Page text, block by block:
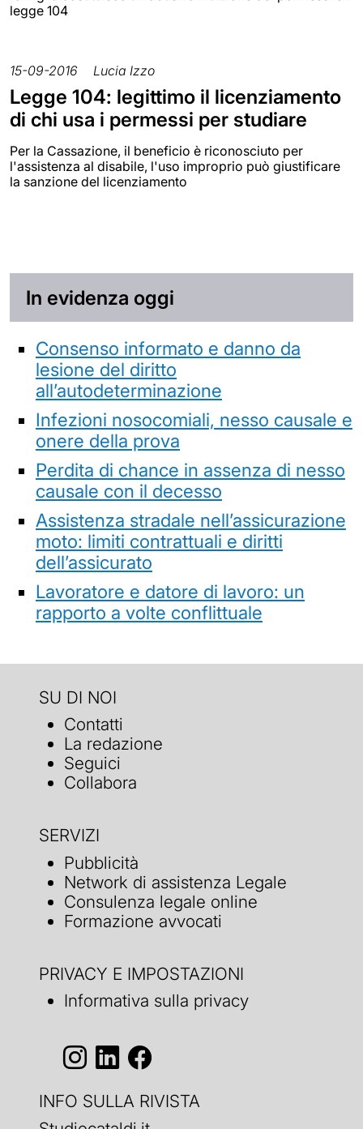
legge 104
15-09-2016 Lucia Izzo
Legge 104: legittimo il licenziamento
di chi usa i permessi per studiare
Per la Cassazione, il beneficio è riconosciuto per
l'assistenza al disabile, l'uso improprio può giustificare
la sanzione del licenziamento
In evidenza oggi
Consenso informato e danno da
lesione del diritto
all’autodeterminazione
Infezioni nosocomiali, nesso causale e
onere della prova
Perdita di chance in assenza di nesso
causale con il decesso
Assistenza stradale nell’assicurazione
moto: limiti contrattuali e diritti
dell’assicurato
Lavoratore e datore di lavoro: un
rapporto a volte conflittuale
SU DI NOI
Contatti
La redazione
Seguici
Collabora
SERVIZI
Pubblicità
Network di assistenza Legale
Consulenza legale online
Formazione avvocati
PRIVACY E IMPOSTAZIONI
Informativa sulla privacy
INFO SULLA RIVISTA